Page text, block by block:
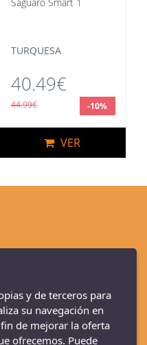
TURQUESA
40.49€
44.99€ -10%
VER
y de terceros para
su navegación en
de mejorar la oferta
ofrecemos. Puede